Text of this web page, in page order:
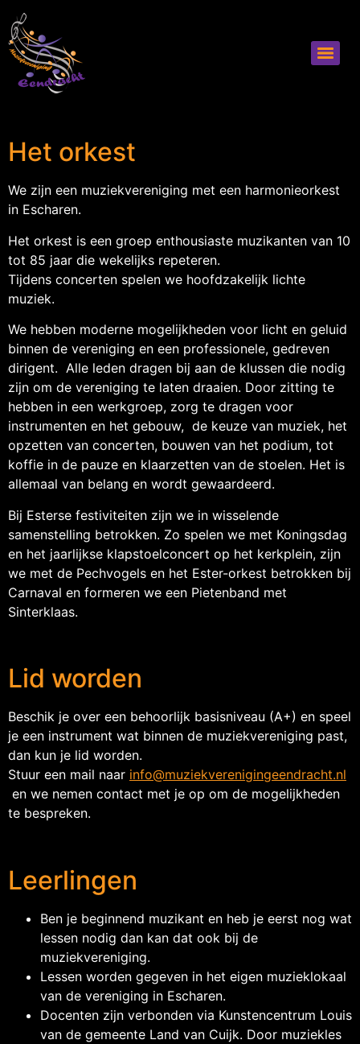
Het orkest
We zijn een muziekvereniging met een harmonieorkest
in Escharen.
Het orkest is een groep enthousiaste muzikanten van 10
tot 85 jaar die wekelijks repeteren.
Tijdens concerten spelen we hoofdzakelijk lichte
muziek.
We hebben moderne mogelijkheden voor licht en geluid
binnen de vereniging en een professionele, gedreven
dirigent. Alle leden dragen bij aan de klussen die nodig
zijn om de vereniging te laten draaien. Door zitting te
hebben in een werkgroep, zorg te dragen voor
instrumenten en het gebouw, de keuze van muziek, het
opzetten van concerten, bouwen van het podium, tot
koffie in de pauze en klaarzetten van de stoelen. Het is
allemaal van belang en wordt gewaardeerd.
Bij Esterse festiviteiten zijn we in wisselende
samenstelling betrokken. Zo spelen we met Koningsdag
en het jaarlijkse klapstoelconcert op het kerkplein, zijn
we met de Pechvogels en het Ester-orkest betrokken bij
Carnaval en formeren we een Pietenband met
Sinterklaas.
Lid worden
Beschik je over een behoorlijk basisniveau (A+) en speel
je een instrument wat binnen de muziekvereniging past,
dan kun je lid worden.
Stuur een mail naar info@muziekverenigingeendracht.nl
en we nemen contact met je op om de mogelijkheden
te bespreken.
Leerlingen
Ben je beginnend muzikant en heb je eerst nog wat
lessen nodig dan kan dat ook bij de
muziekvereniging.
Lessen worden gegeven in het eigen muzieklokaal
van de vereniging in Escharen.
Docenten zijn verbonden via Kunstencentrum Louis
van de gemeente Land van Cuijk. Door muziekles